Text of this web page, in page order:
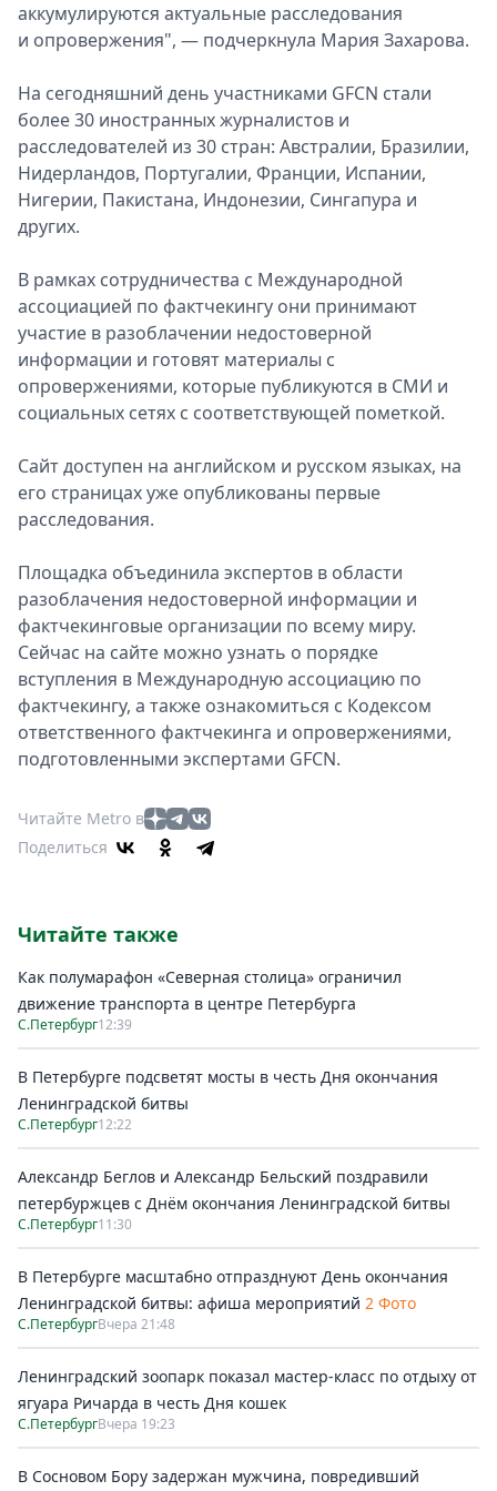
аккумулируются актуальные расследования
и опровержения", — подчеркнула Мария Захарова.
На сегодняшний день участниками GFCN стали
более 30 иностранных журналистов и
расследователей из 30 стран: Австралии, Бразилии,
Нидерландов, Португалии, Франции, Испании,
Нигерии, Пакистана, Индонезии, Сингапура и
других.
В рамках сотрудничества с Международной
ассоциацией по фактчекингу они принимают
участие в разоблачении недостоверной
информации и готовят материалы с
опровержениями, которые публикуются в СМИ и
социальных сетях с соответствующей пометкой.
Сайт доступен на английском и русском языках, на
его страницах уже опубликованы первые
расследования.
Площадка объединила экспертов в области
разоблачения недостоверной информации и
фактчекинговые организации по всему миру.
Сейчас на сайте можно узнать о порядке
вступления в Международную ассоциацию по
фактчекингу, а также ознакомиться с Кодексом
ответственного фактчекинга и опровержениями,
подготовленными экспертами GFCN.
Читайте Metro в
Поделиться
Читайте также
Как полумарафон «Северная столица» ограничил
движение транспорта в центре Петербурга
С.Петербург12:39
В Петербурге подсветят мосты в честь Дня окончания
Ленинградской битвы
С.Петербург12:22
Александр Беглов и Александр Бельский поздравили
петербуржцев с Днём окончания Ленинградской битвы
С.Петербург11:30
В Петербурге масштабно отпразднуют День окончания
Ленинградской битвы: афиша мероприятий 2 Фото
С.ПетербургВчера 21:48
Ленинградский зоопарк показал мастер-класс по отдыху от
ягуара Ричарда в честь Дня кошек
С.ПетербургВчера 19:23
В Сосновом Бору задержан мужчина, повредивший